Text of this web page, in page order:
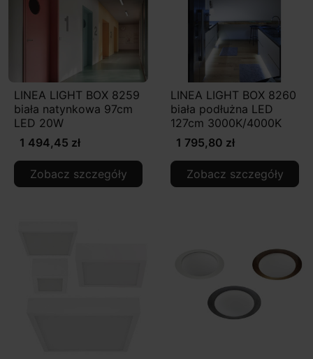
LINEA LIGHT BOX 8259
biała natynkowa 97cm
LED 20W
1 494,45 zł
Zobacz szczegóły
LINEA LIGHT BOX 8260
biała podłużna LED
127cm 3000K/4000K
1 795,80 zł
Zobacz szczegóły